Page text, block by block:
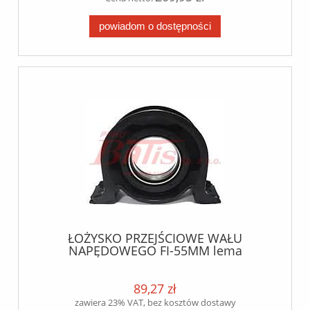
powiadom o dostępności
ŁOŻYSKO PRZEJŚCIOWE WAŁU
NAPĘDOWEGO FI-55MM lema
89,27 zł
zawiera 23% VAT, bez kosztów dostawy